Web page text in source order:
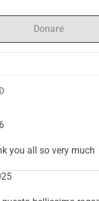
in anticipo Xxx
Donare
you all so very much